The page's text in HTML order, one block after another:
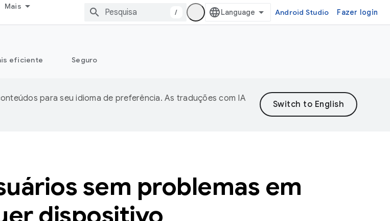
Mais
/ Android Studio Fazer login
eficiente Seguro
para seu idioma de preferência. As traduções com IA
sem problemas em